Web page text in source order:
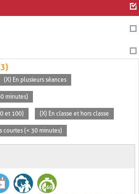
(X) En plusieurs séances
minutes)
et 100) (X) En classe et hors classe
courtes (< 30 minutes)